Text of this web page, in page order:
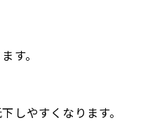
す。
しやすくなります。